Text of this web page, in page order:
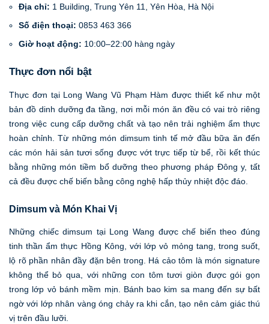
Địa chỉ: 1 Building, Trung Yên 11, Yên Hòa, Hà Nội
Số điện thoại: 0853 463 366
Giờ hoạt động: 10:00–22:00 hàng ngày
Thực đơn nổi bật
Thực đơn tại Long Wang Vũ Phạm Hàm được thiết kế như một
bản đồ dinh dưỡng đa tầng, nơi mỗi món ăn đều có vai trò riêng
trong việc cung cấp dưỡng chất và tạo nên trải nghiệm ẩm thực
hoàn chỉnh. Từ những món dimsum tinh tế mở đầu bữa ăn đến
các món hải sản tươi sống được vớt trực tiếp từ bể, rồi kết thúc
bằng những món tiềm bổ dưỡng theo phương pháp Đông y, tất
cả đều được chế biến bằng công nghệ hấp thủy nhiệt độc đáo.
Dimsum và Món Khai Vị
Những chiếc dimsum tại Long Wang được chế biến theo đúng
tinh thần ẩm thực Hồng Kông, với lớp vỏ mỏng tang, trong suốt,
lộ rõ phần nhân đầy đặn bên trong. Há cảo tôm là món signature
không thể bỏ qua, với những con tôm tươi giòn được gói gọn
trong lớp vỏ bánh mềm mịn. Bánh bao kim sa mang đến sự bất
ngờ với lớp nhân vàng óng chảy ra khi cắn, tạo nên cảm giác thú
vị trên đầu lưỡi.